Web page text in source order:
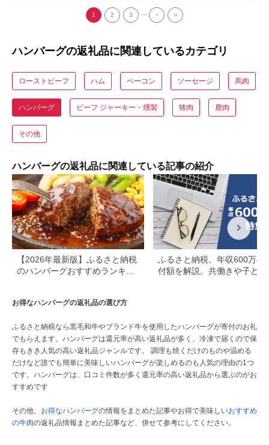
1 2 3 ... › ››
ハンバーグの返礼品に関連しているカテゴリ
ローストビーフ ハム ベーコン ソーセージ 馬肉
ハンバーグ ビーフ ジャーキー・燻製 猪肉 鹿肉
その他
ハンバーグの返礼品に関連している記事の紹介
【2026年最新版】ふるさと納税
のハンバーグおすすめランキン
ふるさと納税、年収600万の
付額を解説。共働きや子ども
お得なハンバーグの返礼品の選び方
ふるさと納税なら黒毛和牛やブランド牛を使用したハンバーグが寄付のお礼
でもらえます。ハンバーグは還元率が高い返礼品が多く、冷凍で届くので保
存もきき人気の高い返礼品ジャンルです。 調理も焼くだけのものや温める
だけなど誰でも簡単に美味しいハンバーグが楽しめるのも人気の理由の1つ
です。ハンバーグは、口コミ件数が多く還元率の高い返礼品から選ぶのがお
すすめです
その他、 お得なハンバーグの情報をまとめた記事やお得で美味しいおすすめ
の牛肉の返礼品情報まとめた記事など、併せて参考にしてください。